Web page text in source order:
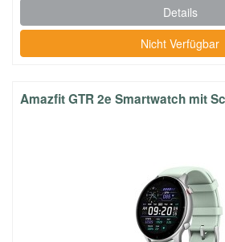
Details
Nicht Verfügbar
Amazfit GTR 2e Smartwatch mit